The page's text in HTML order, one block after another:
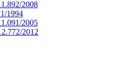
2008
1994
2005
2012